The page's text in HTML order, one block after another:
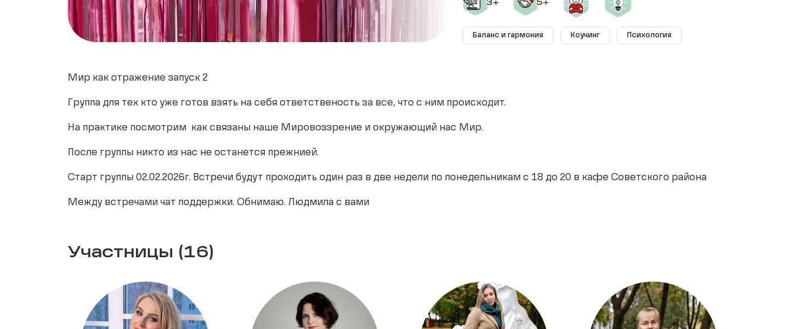
Баланс и гармония Коучинг Психология
Мир как отражение запуск 2
Группа для тех кто уже готов взять на себя ответственость за все, что с ним происходит.
На практике посмотрим как связаны наше Мировоззрение и окружающий нас Мир.
После группы никто из нас не останется прежнией.
Старт группы 02.02.2026г. Встречи будут проходить один раз в две недели по понедельникам с 18 до 20 в кафе Советского района
Между встречами чат поддержки. Обнимаю. Людмила с вами
Участницы (16)